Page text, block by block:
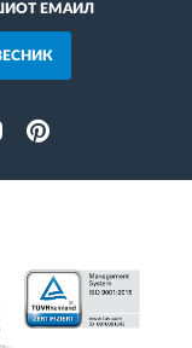
ЕМАИЛ
Pinterest